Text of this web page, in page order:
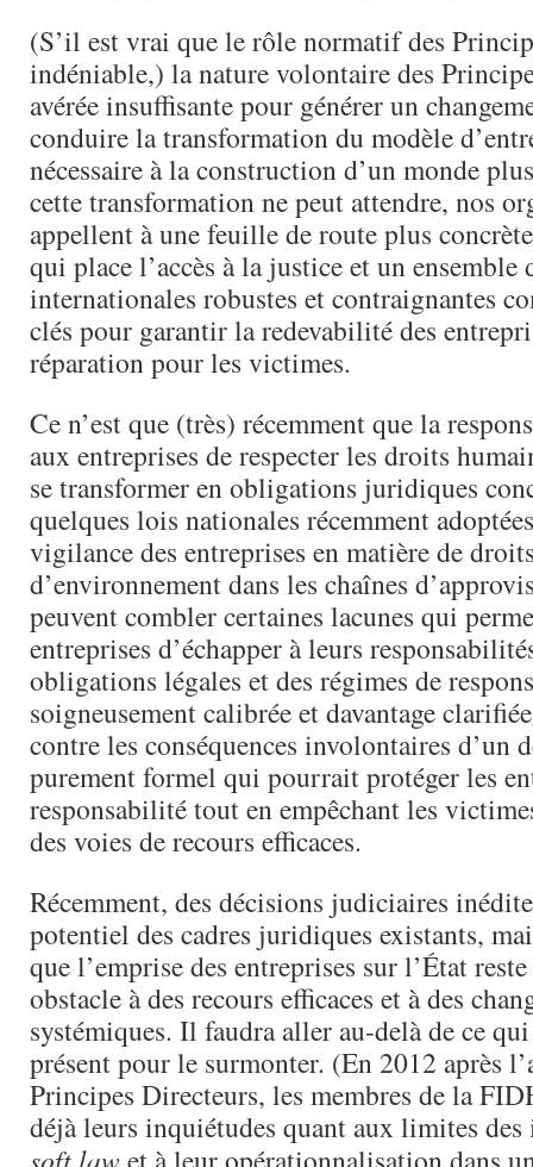
(S’il est vrai que le rôle normatif des
indéniable,) la nature volontaire des
avérée insuffisante pour générer un
conduire la transformation du modèle
nécessaire à la construction d’un monde
cette transformation ne peut attendre, nos
appellent à une feuille de route plus
qui place l’accès à la justice et un ensemble
internationales robustes et contraignantes
clés pour garantir la redevabilité des
réparation pour les victimes.
Ce n’est que (très) récemment que la
aux entreprises de respecter les droits
se transformer en obligations juridiques
quelques lois nationales récemment
vigilance des entreprises en matière de
d’environnement dans les chaînes
peuvent combler certaines lacunes qui
entreprises d’échapper à leurs
obligations légales et des régimes de
soigneusement calibrée et davantage
contre les conséquences involontaires d’un
purement formel qui pourrait protéger les
responsabilité tout en empêchant les
des voies de recours efficaces.
Récemment, des décisions judiciaires
potentiel des cadres juridiques existants,
que l’emprise des entreprises sur l’État
obstacle à des recours efficaces et à des
systémiques. Il faudra aller au-delà de ce
présent pour le surmonter. (En 2012 après
Principes Directeurs, les membres de la
déjà leurs inquiétudes quant aux limites des
soft law